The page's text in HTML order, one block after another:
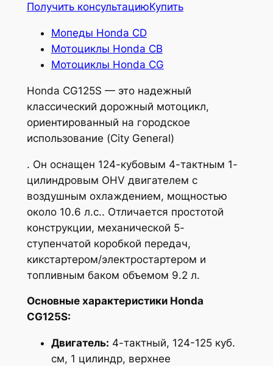
Получить консультациюКупить
Мопеды Honda СD
Мотоциклы Honda CB
Мотоциклы Honda CG
Honda CG125S — это надежный
классический дорожный мотоцикл,
ориентированный на городское
использование (City General)
. Он оснащен 124-кубовым 4-тактным 1-
цилиндровым OHV двигателем с
воздушным охлаждением, мощностью
около 10.6 л.с.. Отличается простотой
конструкции, механической 5-
ступенчатой коробкой передач,
кикстартером/электростартером и
топливным баком объемом 9.2 л.
Основные характеристики Honda
CG125S:
Двигатель: 4-тактный, 124-125 куб.
см, 1 цилиндр, верхнее